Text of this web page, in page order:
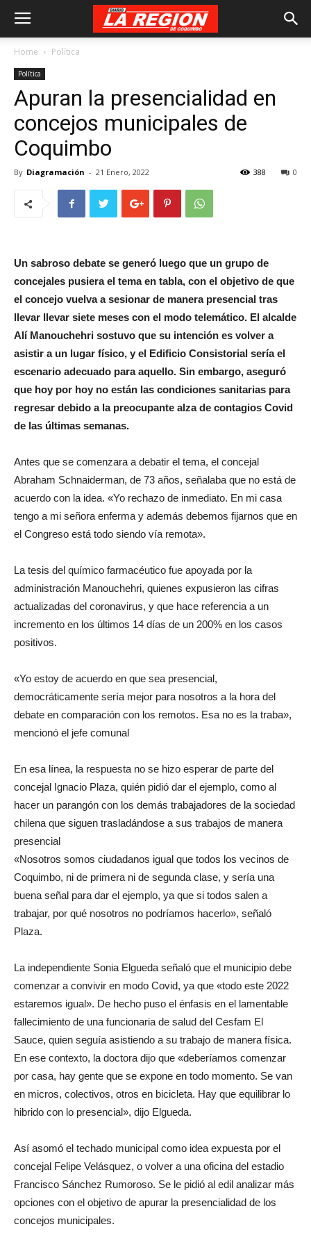
Home Política
Política
Apuran la presencialidad en
concejos municipales de
Coquimbo
By Diagramación - 21 Enero, 2022 0
388
Un sabroso debate se generó luego que un grupo de
concejales pusiera el tema en tabla, con el objetivo de que
el concejo vuelva a sesionar de manera presencial tras
llevar llevar siete meses con el modo telemático. El alcalde
Alí Manouchehri sostuvo que su intención es volver a
asistir a un lugar físico, y el Edificio Consistorial sería el
escenario adecuado para aquello. Sin embargo, aseguró
que hoy por hoy no están las condiciones sanitarias para
regresar debido a la preocupante alza de contagios Covid
de las últimas semanas.
Antes que se comenzara a debatir el tema, el concejal
Abraham Schnaiderman, de 73 años, señalaba que no está de
acuerdo con la idea. «Yo rechazo de inmediato. En mi casa
tengo a mi señora enferma y además debemos fijarnos que en
el Congreso está todo siendo vía remota».
La tesis del químico farmacéutico fue apoyada por la
administración Manouchehri, quienes expusieron las cifras
actualizadas del coronavirus, y que hace referencia a un
incremento en los últimos 14 días de un 200% en los casos
positivos.
«Yo estoy de acuerdo en que sea presencial,
democráticamente sería mejor para nosotros a la hora del
debate en comparación con los remotos. Esa no es la traba»,
mencionó el jefe comunal
En esa línea, la respuesta no se hizo esperar de parte del
concejal Ignacio Plaza, quién pidió dar el ejemplo, como al
hacer un parangón con los demás trabajadores de la sociedad
chilena que siguen trasladándose a sus trabajos de manera
presencial
«Nosotros somos ciudadanos igual que todos los vecinos de
Coquimbo, ni de primera ni de segunda clase, y sería una
buena señal para dar el ejemplo, ya que si todos salen a
trabajar, por qué nosotros no podríamos hacerlo», señaló
Plaza.
La independiente Sonia Elgueda señaló que el municipio debe
comenzar a convivir en modo Covid, ya que «todo este 2022
estaremos igual». De hecho puso el énfasis en el lamentable
fallecimiento de una funcionaria de salud del Cesfam El
Sauce, quien seguía asistiendo a su trabajo de manera física.
En ese contexto, la doctora dijo que «deberíamos comenzar
por casa, hay gente que se expone en todo momento. Se van
en micros, colectivos, otros en bicicleta. Hay que equilibrar lo
hibrido con lo presencial», dijo Elgueda.
Así asomó el techado municipal como idea expuesta por el
concejal Felipe Velásquez, o volver a una oficina del estadio
Francisco Sánchez Rumoroso. Se le pidió al edil analizar más
opciones con el objetivo de apurar la presencialidad de los
concejos municipales.